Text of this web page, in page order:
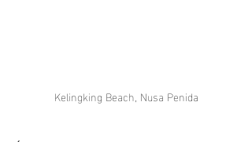
Kelingking Beach, Nusa Penida